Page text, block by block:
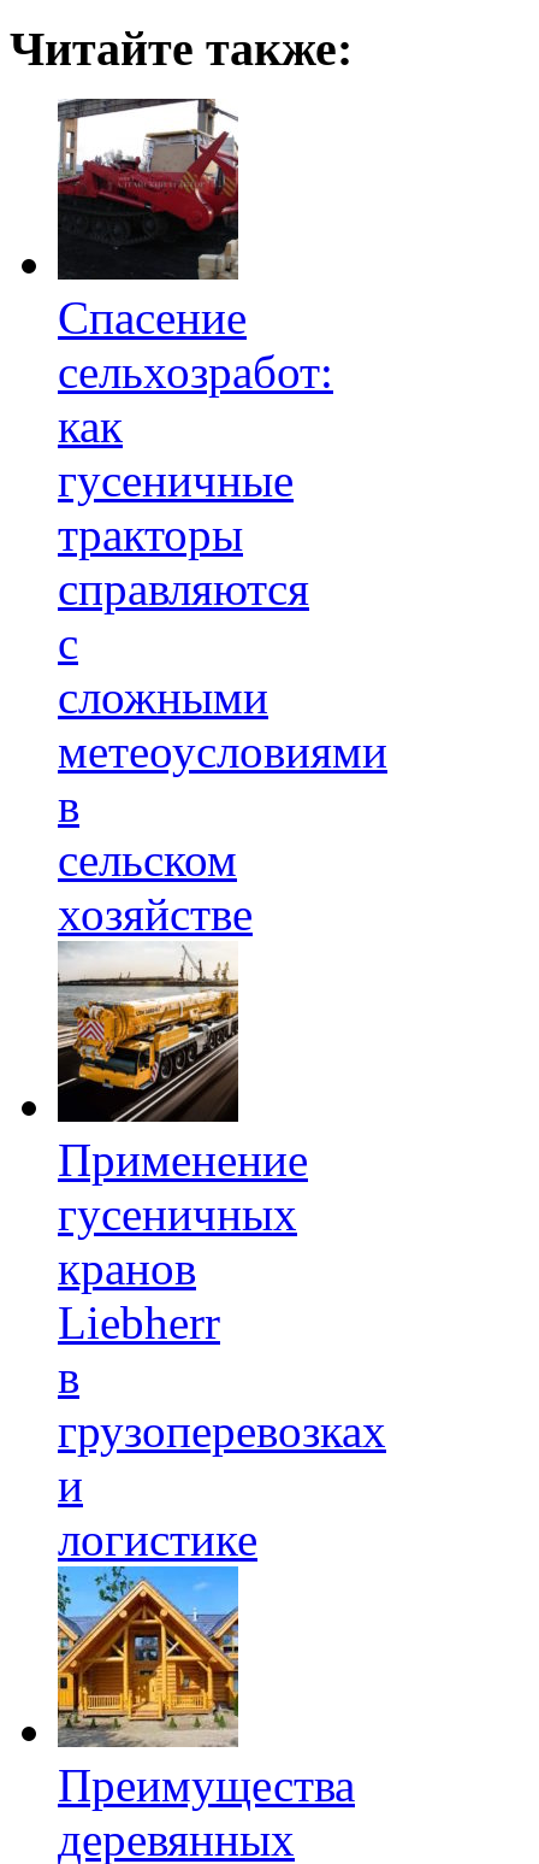
Читайте также:
Спасение
сельхозработ:
как
гусеничные
тракторы
справляются
с
сложными
метеоусловиями
в
сельском
хозяйстве
Применение
гусеничных
кранов
Liebherr
в
грузоперевозках
и
логистике
Преимущества
деревянных